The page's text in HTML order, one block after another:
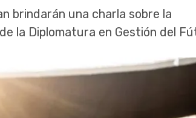
brindarán una charla sobre la
la Diplomatura en Gestión del